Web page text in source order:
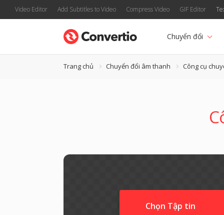
Video Editor Add Subtitles to Video Compress Video GIF Editor
Chuyển đổi
Trang chủ Chuyển đổi âm thanh Công cụ
Chọn Tập tin